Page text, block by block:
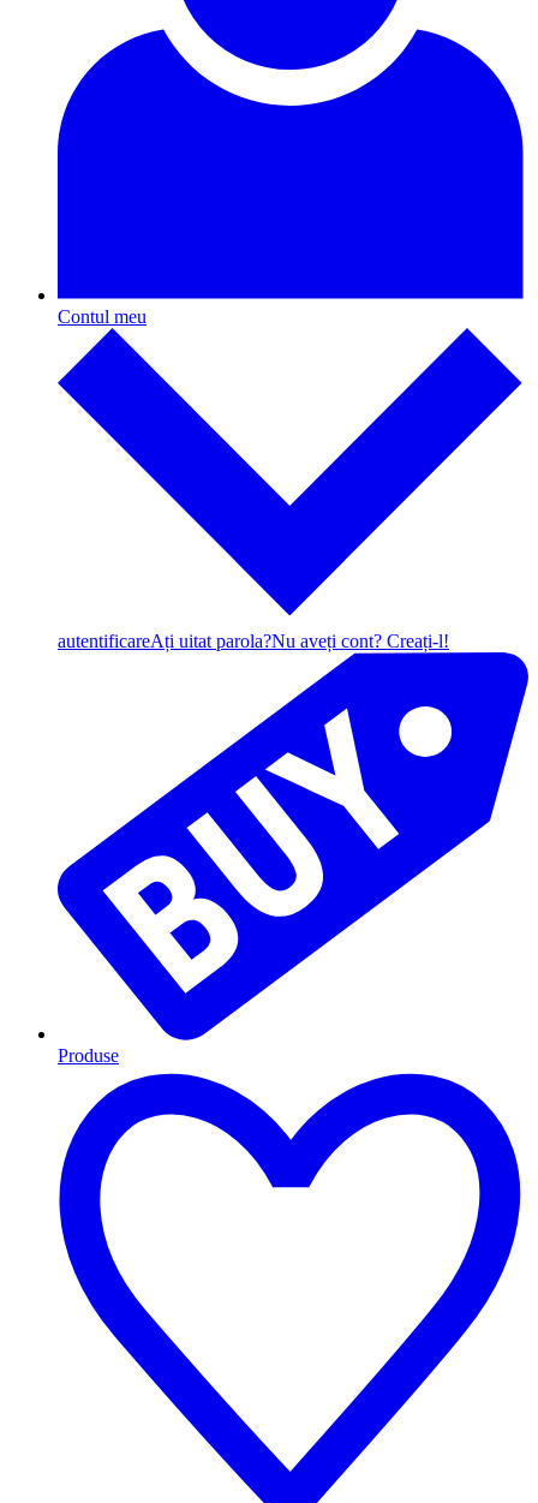
Contul meu
autentificareAți uitat parola?Nu aveți cont? Creați-l!
Produse